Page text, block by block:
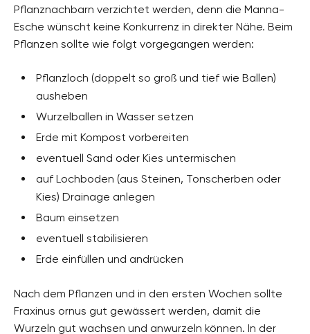
Pflanznachbarn verzichtet werden, denn die Manna-
Esche wünscht keine Konkurrenz in direkter Nähe. Beim
Pflanzen sollte wie folgt vorgegangen werden:
Pflanzloch (doppelt so groß und tief wie Ballen)
ausheben
Wurzelballen in Wasser setzen
Erde mit Kompost vorbereiten
eventuell Sand oder Kies untermischen
auf Lochboden (aus Steinen, Tonscherben oder
Kies) Drainage anlegen
Baum einsetzen
eventuell stabilisieren
Erde einfüllen und andrücken
Nach dem Pflanzen und in den ersten Wochen sollte
Fraxinus ornus gut gewässert werden, damit die
Wurzeln gut wachsen und anwurzeln können. In der